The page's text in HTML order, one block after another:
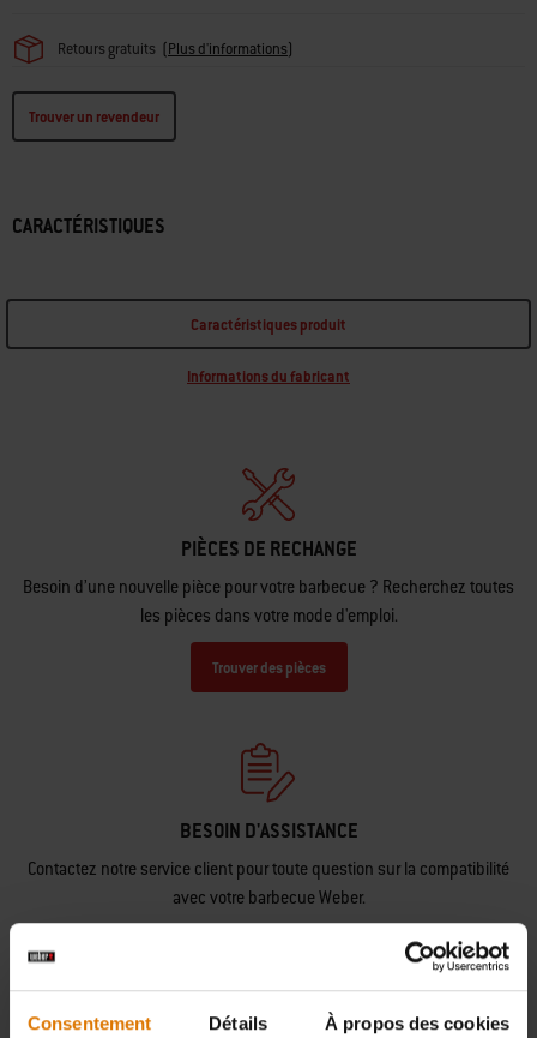
Consentement Détails À propos des cookies
Retours gratuits (Plus d'informations)
Trouver un revendeur
CARACTÉRISTIQUES
Caractéristiques produit
Informations du fabricant
PIÈCES DE RECHANGE
Besoin d’une nouvelle pièce pour votre barbecue ? Recherchez toutes
les pièces dans votre mode d'emploi.
Trouver des pièces
BESOIN D'ASSISTANCE
Contactez notre service client pour toute question sur la compatibilité
avec votre barbecue Weber.